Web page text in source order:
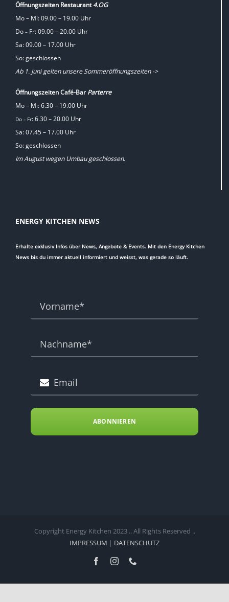
Öffnungszeiten Restaurant4.OG
Mo – Mi: 09.00 – 19.00 Uhr
Do – Fr: 09.00 – 20.00 Uhr
Sa: 09.00 – 17.00 Uhr
So: geschlossen
Ab 1. Juni gelten unsere Sommeröffnungszeiten ->
Öffnungszeiten Café-BarParterre
Mo – Mi: 6.30 – 19.00 Uhr
Do – Fr: 6.30 – 20.00 Uhr
Sa: 07.45 – 17.00 Uhr
So: geschlossen
Im August wegen Umbau geschlossen.
ENERGY KITCHEN NEWS
Erhalte exklusiv Infos über News, Angebote & Events. Mit den Energy Kitchen
News bis du immer aktuell informiert und weisst, was gerade so läuft.
ABONNIEREN
Copyright Energy Kitchen 2023 .. All Rights Reserved ..
IMPRESSUM | DATENSCHUTZ
FacebookInstagram